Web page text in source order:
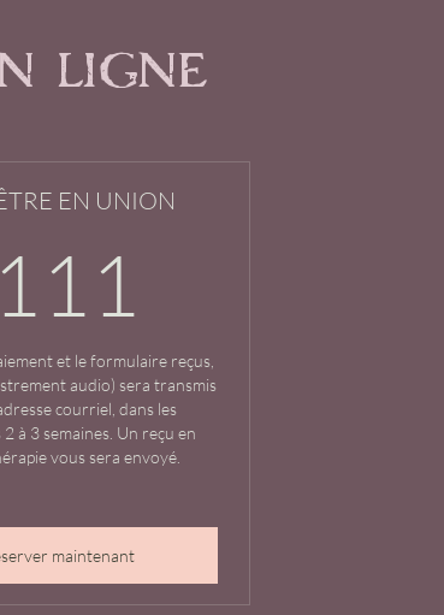
ligne
EN UNION
111
et le formulaire reçus,
audio) sera transmis
courriel, dans les
à 3 semaines. Un reçu en
vous sera envoyé.
maintenant